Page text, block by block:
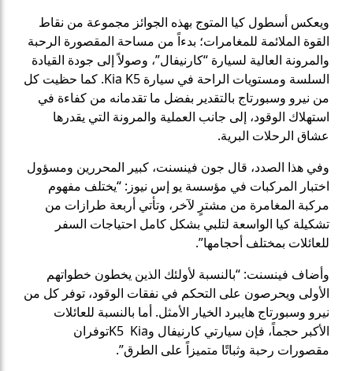
ويعكس أسطول كيا المتوج بهذه الجوائز مجموعة من نقاط
القوة الملائمة للمغامرات؛ بدءاً من مساحة المقصورة الرحبة
والمرونة العالية لسيارة “كارنيفال”، وصولاً إلى جودة القيادة
السلسة ومستويات الراحة في سيارة Kia K5. كما حظيت كل
من نيرو وسبورتاج بالتقدير بفضل ما تقدمانه من كفاءة في
استهلاك الوقود، إلى جانب العملية والمرونة التي يقدرها
عشاق الرحلات البرية.
وفي هذا الصدد، قال جون فينسنت، كبير المحررين ومسؤول
اختبار المركبات في مؤسسة يو إس نيوز: “يختلف مفهوم
مركبة المغامرة من مشترٍ لآخر، وتأتي أربعة طرازات من
تشكيلة كيا الواسعة لتلبي بشكل كامل احتياجات السفر
للعائلات بمختلف أحجامها”.
وأضاف فينسنت: “بالنسبة لأولئك الذين يخطون خطواتهم
الأولى ويحرصون على التحكم في نفقات الوقود، توفر كل من
نيرو وسبورتاج هايبرد الخيار الأمثل. أما بالنسبة للعائلات
الأكبر حجماً، فإن سيارتي كارنيفال وK5 Kiaتوفران
مقصورات رحبة وثباتًا متميزاً على الطرق”.